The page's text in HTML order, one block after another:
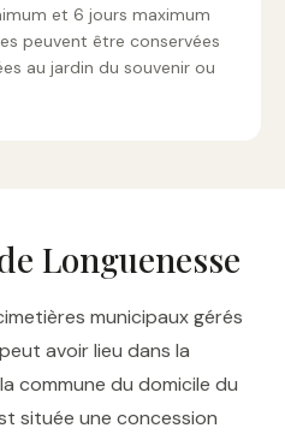
et 6 jours maximum
peuvent être conservées
au jardin du souvenir ou
Longuenesse
municipaux gérés
avoir lieu dans la
commune du domicile du
située une concession